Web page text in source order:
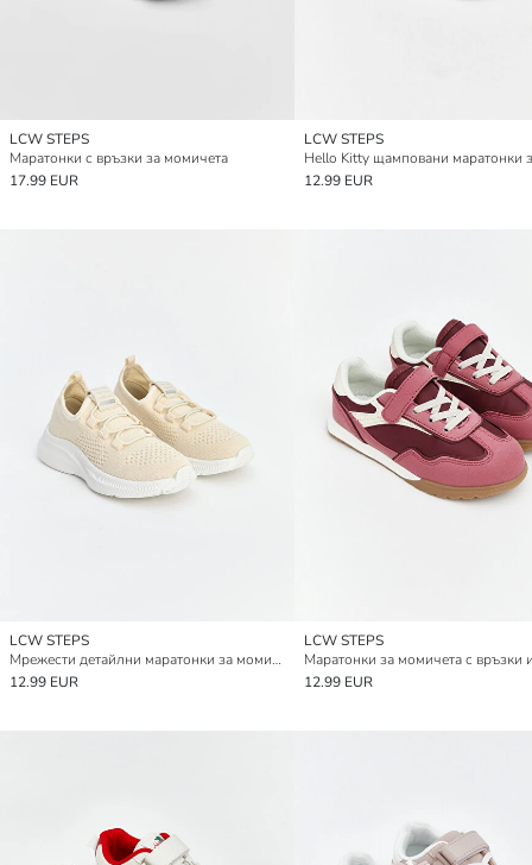
LCW STEPS
Маратонки с връзки за момичета
17.99 EUR
LCW STEPS
12.99 EUR
LCW STEPS
Мрежести детайлни маратонки за момичета
12.99 EUR
LCW STEPS
12.99 EUR